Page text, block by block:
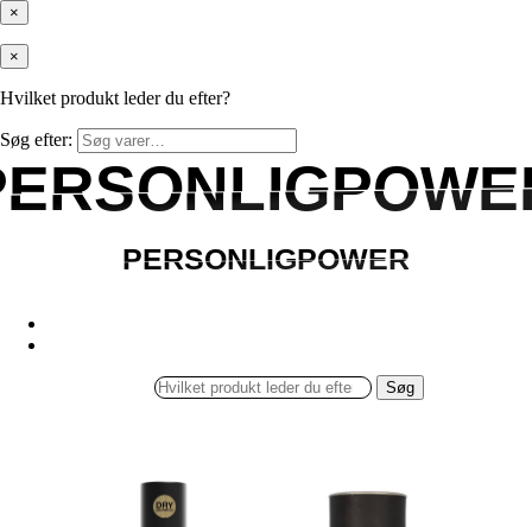
×
×
Hvilket produkt leder du efter?
Søg efter:
PERSONLIGPOWER
PERSONLIGPOWER
Søg